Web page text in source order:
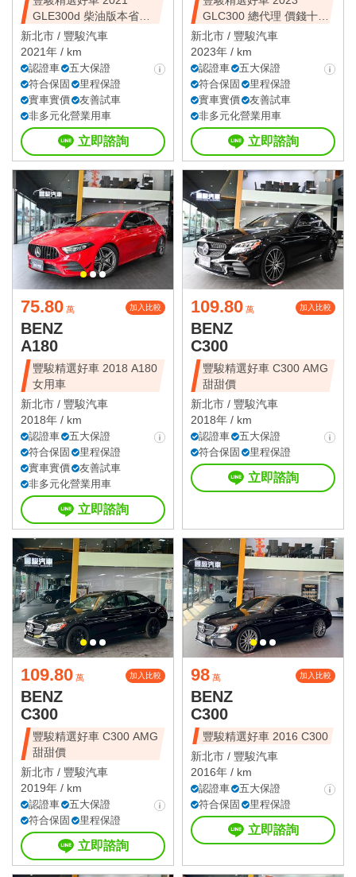
GLE300d 柴油版本省油
省稅
新北市 / 豐駿汽車
2021年 / km
認證車
五大保證
符合保固
里程保證
實車實價
友善試車
非多元化營業用車
立即諮詢
GLC300 總代理 價錢十分
甜美
新北市 / 豐駿汽車
2023年 / km
認證車
五大保證
符合保固
里程保證
實車實價
友善試車
非多元化營業用車
立即諮詢
75.80 萬 加入比較
BENZ
A180
豐駿精選好車 2018 A180
女用車
新北市 / 豐駿汽車
2018年 / km
認證車
五大保證
符合保固
里程保證
實車實價
友善試車
非多元化營業用車
立即諮詢
109.80 萬 加入比較
BENZ
C300
豐駿精選好車 C300 AMG
甜甜價
新北市 / 豐駿汽車
2018年 / km
認證車
五大保證
符合保固
里程保證
立即諮詢
109.80 萬 加入比較
BENZ
C300
豐駿精選好車 C300 AMG
甜甜價
新北市 / 豐駿汽車
2019年 / km
認證車
五大保證
符合保固
里程保證
立即諮詢
98 萬 加入比較
BENZ
C300
豐駿精選好車 2016 C300
新北市 / 豐駿汽車
2016年 / km
認證車
五大保證
符合保固
里程保證
立即諮詢